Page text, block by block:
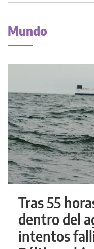
Mundo
Tras 55
dentro del
intentos